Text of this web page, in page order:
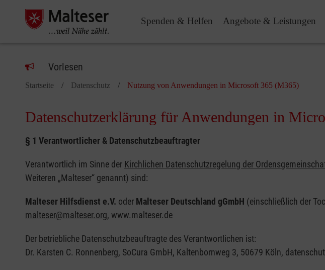
Spenden & Helfen Angebote & Leistungen
Vorlesen
Startseite Datenschutz Nutzung von Anwendungen in Microsoft 365 (M365)
Datenschutzerklärung für Anwendungen in
§ 1 Verantwortlicher & Datenschutzbeauftragter
Verantwortlich im Sinne der Kirchlichen Datenschutzregelung der
Weiteren „Malteser“ genannt) sind:
Malteser Hilfsdienst e.V. oder Malteser Deutschland gGmbH (einschließlich der
malteser@malteser.org, www.malteser.de
Der betriebliche Datenschutzbeauftragte des Verantwortlichen ist:
Dr. Karsten C. Ronnenberg, SoCura GmbH, Kaltenbornweg 3, 50679 Köln,